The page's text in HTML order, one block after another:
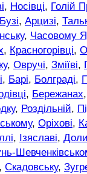
, Носівці, Голій
, Арцизі,
, Часовому
, Красногорівці,
, Овручі, Зміїві,
, Барі, Болграді,
, Бережанах,
, Роздільній,
, Оріхові,
, Ізяславі,
Скадовську,